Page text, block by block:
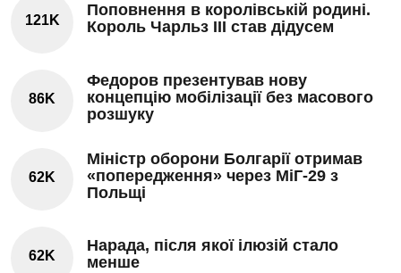
121K
Поповнення в королівській родині.
Король Чарльз III став дідусем
86K
Федоров презентував нову
концепцію мобілізації без масового
розшуку
62K
Міністр оборони Болгарії отримав
«попередження» через МіГ-29 з
Польщі
62K
Нарада, після якої ілюзій стало
менше